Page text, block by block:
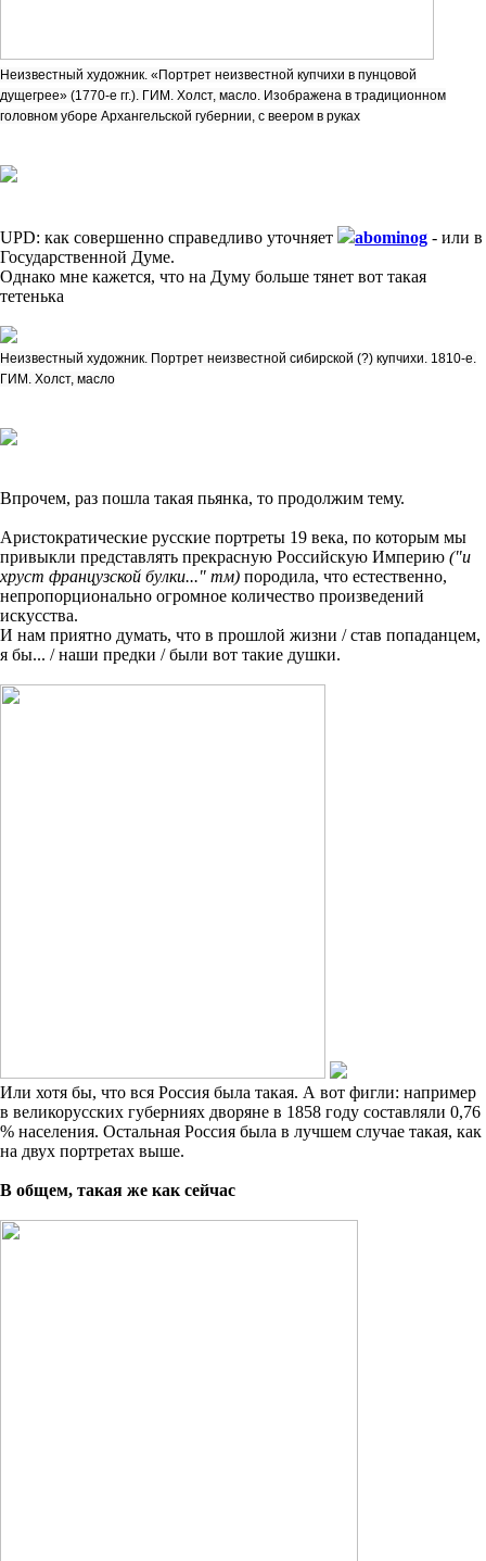
Неизвестный художник. «Портрет неизвестной купчихи в пунцовой
дущегрее» (1770-е гг.). ГИМ. Холст, масло. Изображена в традиционном
головном уборе Архангельской губернии, с веером в руках
UPD: как совершенно справедливо уточняет abominog - или в
Государственной Думе.
Однако мне кажется, что на Думу больше тянет вот такая
тетенька
Неизвестный художник. Портрет неизвестной сибирской (?) купчихи. 1810-е.
ГИМ. Холст, масло
Впрочем, раз пошла такая пьянка, то продолжим тему.
Аристократические русские портреты 19 века, по которым мы
привыкли представлять прекрасную Российскую Империю ("и
хруст французской булки..." тм) породила, что естественно,
непропорционально огромное количество произведений
искусства.
И нам приятно думать, что в прошлой жизни / став попаданцем,
я бы... / наши предки / были вот такие душки.
Или хотя бы, что вся Россия была такая. А вот фигли: например
в великорусских губерниях дворяне в 1858 году составляли 0,76
% населения. Остальная Россия была в лучшем случае такая, как
на двух портретах выше.
В общем, такая же как сейчас